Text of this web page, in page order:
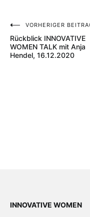
VORHERIGER
Rückblick INNOVATIVE
WOMEN TALK mit Anja
Hendel, 16.12.2020
INNOVATIVE WOMEN